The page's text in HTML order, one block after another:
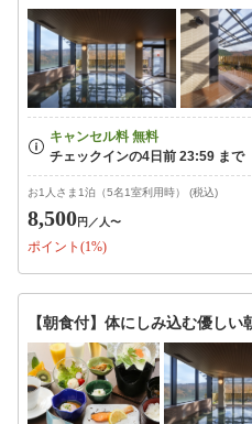
お1人さま1泊（5名1室利用時） (税込)
8,500円 ／人〜
ポイント(1%)
【朝食付】体にしみ込む優しい